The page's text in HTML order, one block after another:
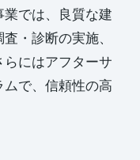
業では、良質な建
・診断の実施、
にはアフターサ
で、信頼性の高